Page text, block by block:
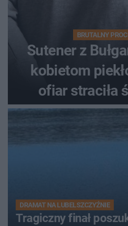
BRUTALNY
Sutener z
kobietom
ofiar straciła
DRAMAT NA LUBELSZCZYŹNIE
Tragiczny finał